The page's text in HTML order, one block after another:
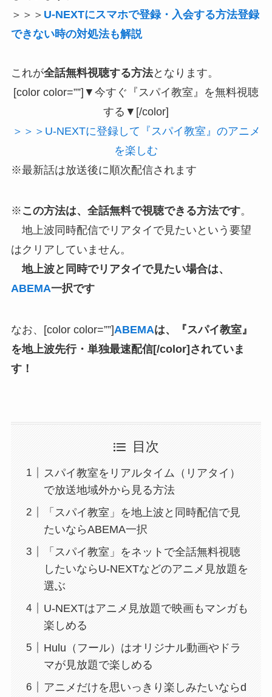
＞＞＞ U-NEXTにスマホで登録・入会する方法登録
できない時の対処法も解説
これが全話無料視聴する方法となります。
[color color=””]▼今すぐ『スパイ教室』を無料視聴
する▼[/color]
＞＞＞U-NEXTに登録して『スパイ教室』のアニメ
を楽しむ
※最新話は放送後に順次配信されます
※ この方法は、全話無料で視聴できる方法です。
地上波同時配信でリアタイで見たいという要望
はクリアしていません。
地上波と同時でリアタイで見たい場合は、
ABEMA一択です
なお、[color color=””]ABEMAは、『スパイ教室』
を地上波先行・単独最速配信[/color]されていま
す！
目次
スパイ教室をリアルタイム（リアタイ）
で放送地域外から見る方法
「スパイ教室」を地上波と同時配信で見
たいならABEMA一択
「スパイ教室」をネットで全話無料視聴
したいならU-NEXTなどのアニメ見放題を
選ぶ
U-NEXTはアニメ見放題で映画もマンガも
楽しめる
Hulu（フール）はオリジナル動画やドラ
マが見放題で楽しめる
アニメだけを思いっきり楽しみたいならd